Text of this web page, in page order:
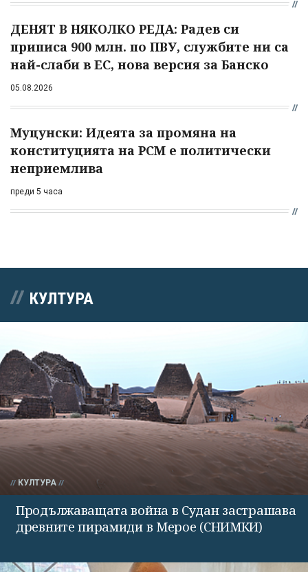
ДЕНЯТ В НЯКОЛКО РЕДА: Радев си
приписа 900 млн. по ПВУ, службите ни са
най-слаби в ЕС, нова версия за Банско
05.08.2026
Муцунски: Идеята за промяна на
конституцията на РСМ е политически
неприемлива
преди 5 часа
КУЛТУРА
КУЛТУРА
Продължаващата война в Судан застрашава
древните пирамиди в Мерое (СНИМКИ)